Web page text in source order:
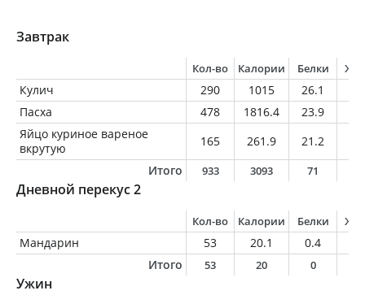
Завтрак
Кол-во Калории Белки
Кулич 290 1015 26.1
Пасха
478 1816.4 23.9
Яйцо куриное вареное
вкрутую
165 261.9 21.2
Итого
933 3093 71
Дневной перекус 2
Кол-во Калории Белки
Мандарин 53 20.1 0.4
Итого
53 20 0
Ужин